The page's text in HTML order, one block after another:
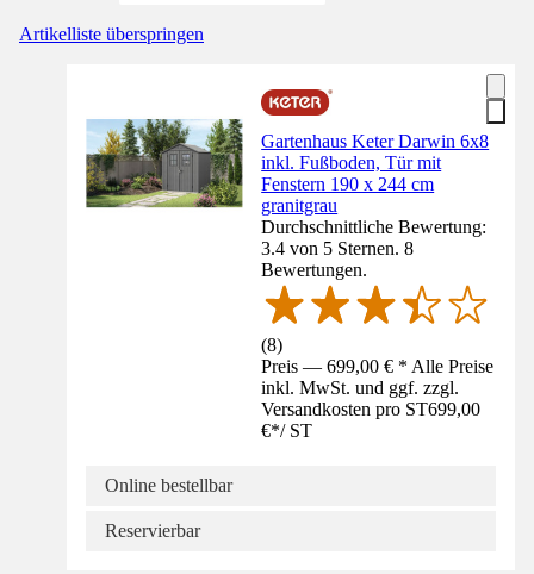
Artikelliste überspringen
Gartenhaus Keter Darwin 6x8
inkl. Fußboden, Tür mit
Fenstern 190 x 244 cm
granitgrau
Durchschnittliche Bewertung:
3.4 von 5 Sternen. 8
Bewertungen.
(8)
Preis — 699,00 € * Alle Preise
inkl. MwSt. und ggf. zzgl.
Versandkosten pro ST699,00
€*/ ST
Online bestellbar
Reservierbar